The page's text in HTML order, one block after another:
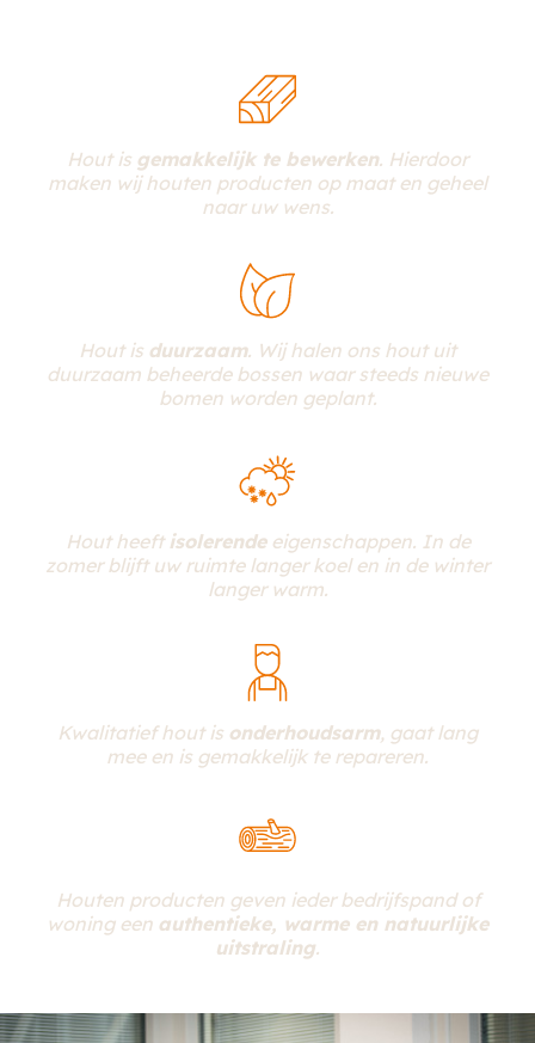
Hout is gemakkelijk te bewerken. Hierdoor
maken wij houten producten op maat en geheel
naar uw wens.
Hout is duurzaam. Wij halen ons hout uit
duurzaam beheerde bossen waar steeds nieuwe
bomen worden geplant.
Hout heeft isolerendeeigenschappen. In de
zomer blijft uw ruimte langer koel en in de winter
langer warm.
Kwalitatief hout is onderhoudsarm, gaat lang
mee en is gemakkelijk te repareren.
Houten producten geven ieder bedrijfspand of
woning een authentieke, warme en natuurlijke
uitstraling.